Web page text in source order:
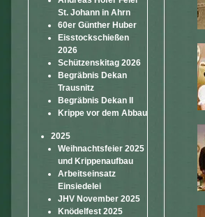
St. Johann in Ahrn
60er Günther Huber
Eisstockschießen
2026
Schützenskitag 2026
Begräbnis Dekan
Trausnitz
Begräbnis Dekan II
Krippe vor dem Abbau
2025
Weihnachtsfeier 2025
und Krippenaufbau
Arbeitseinsatz
Einsiedelei
JHV November 2025
Knödelfest 2025